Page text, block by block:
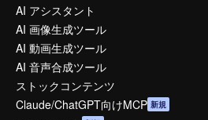
AI アシスタント
AI 画像生成ツール
AI 動画生成ツール
AI 音声合成ツール
ストックコンテンツ
Claude/ChatGPT向けMCP 新規